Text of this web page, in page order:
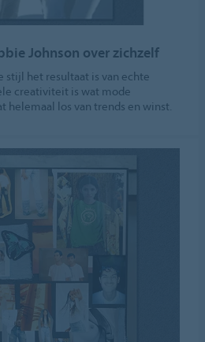
Johnson over zichzelf
stijl het resultaat is van echte
creativiteit is wat mode
helemaal los van trends en winst.